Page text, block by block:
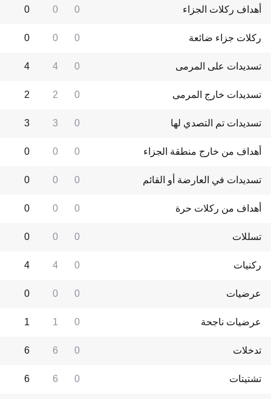
أهداف ركلات الجزاء 0
0
0
ركلات جزاء ضائعة 0
0
0
تسديدات على المرمى 0
4
4
تسديدات خارج المرمى 0
2
2
تسديدات تم التصدي لها 0
3
3
أهداف من خارج منطقة الجزاء 0
0
0
تسديدات في العارضة أو القائم 0
0
0
أهداف من ركلات حرة 0
0
0
تسللات 0
0
0
ركنيات 0
4
4
عرضيات 0
0
0
عرضيات ناجحة 0
1
1
تدخلات 0
6
6
تشتيتات 0
6
6